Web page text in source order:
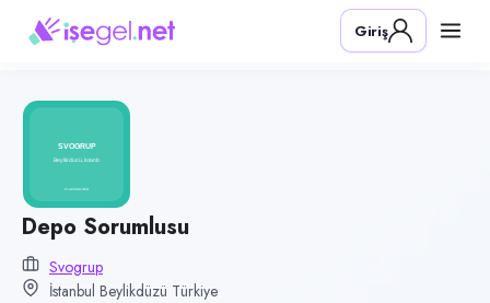
Pozisyon
Depo Sorumlusu
Svogrup
Kategori
Lojistik & Taşımacılık
Konum
Beylikdüzü, İstanbul
Çalışma şekli
Giriş
Depo Sorumlusu
Svogrup
İstanbul Beylikdüzü Türkiye